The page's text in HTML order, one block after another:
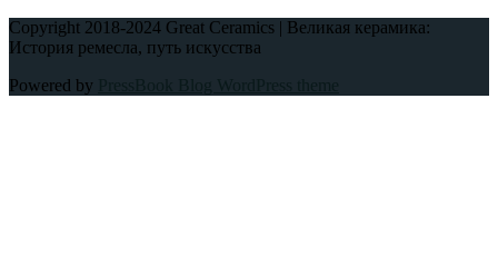
Copyright 2018-2024 Great Ceramics | Великая керамика:
История ремесла, путь искусства
Powered by